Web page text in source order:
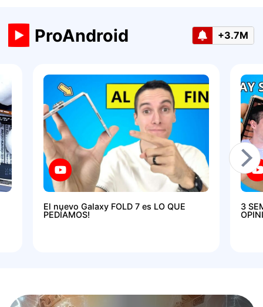
ProAndroid +3.7M
El nuevo Galaxy FOLD 7 es LO QUE
PEDÍAMOS!
3